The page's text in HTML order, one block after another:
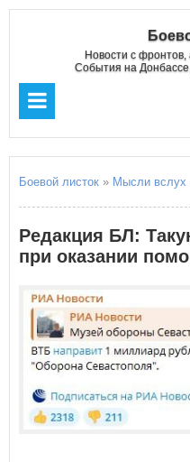
Новости с
События на
Боевой листок » Мысли вслух
Редакция БЛ:
при оказании